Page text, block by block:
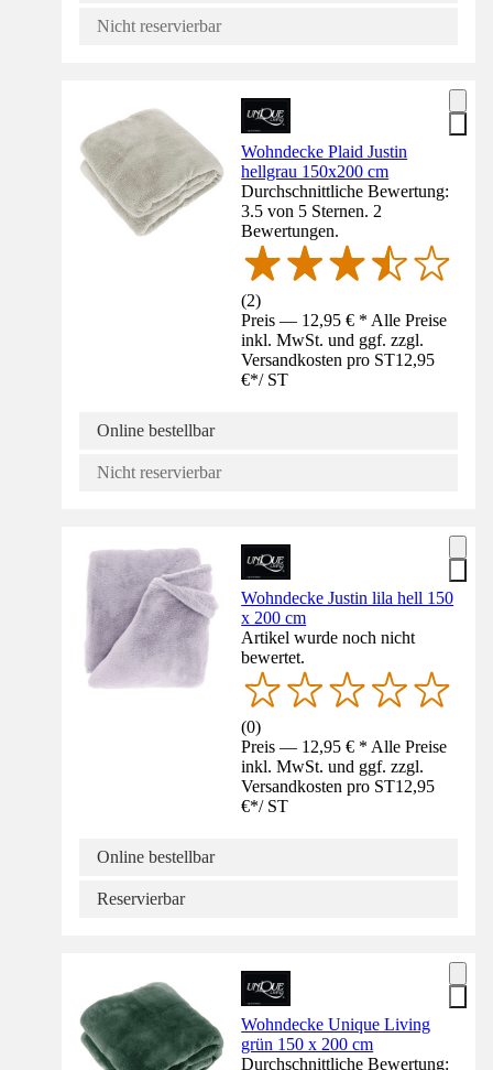
Nicht reservierbar
Wohndecke Plaid Justin
hellgrau 150x200 cm
Durchschnittliche Bewertung:
3.5 von 5 Sternen. 2
Bewertungen.
(2)
Preis — 12,95 € * Alle Preise
inkl. MwSt. und ggf. zzgl.
Versandkosten pro ST12,95
€*/ ST
Online bestellbar
Nicht reservierbar
Wohndecke Justin lila hell 150
x 200 cm
Artikel wurde noch nicht
bewertet.
(0)
Preis — 12,95 € * Alle Preise
inkl. MwSt. und ggf. zzgl.
Versandkosten pro ST12,95
€*/ ST
Online bestellbar
Reservierbar
Wohndecke Unique Living
grün 150 x 200 cm
Durchschnittliche Bewertung: